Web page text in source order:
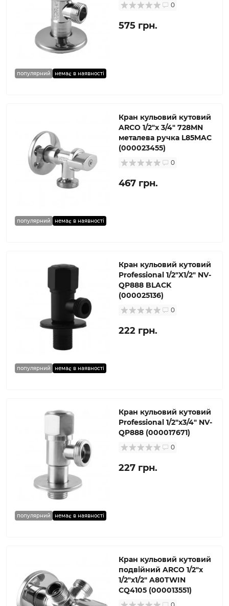
популярний немає в наявності
0
575 грн.
популярний немає в наявності
Кран кульовий кутовий
ARCO 1/2″х 3/4″ 728MN
металева ручка L85MAC
(000023455)
0
467 грн.
популярний немає в наявності
Кран кульовий кутовий
Professional 1/2″X1/2″ NV-
QP888 BLACK
(000025136)
0
222 грн.
популярний немає в наявності
Кран кульовий кутовий
Professional 1/2″х3/4″ NV-
QP888 (000017671)
0
227 грн.
Кран кульовий кутовий
подвійний ARCO 1/2″х
1/2″х1/2″ A80TWIN
CQ4105 (000013551)
0